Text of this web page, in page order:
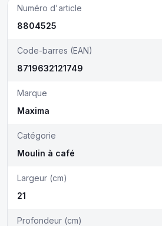
Numéro d'article
8804525
Code-barres (EAN)
8719632121749
Marque
Maxima
Catégorie
Moulin à café
Largeur (cm)
21
Profondeur (cm)